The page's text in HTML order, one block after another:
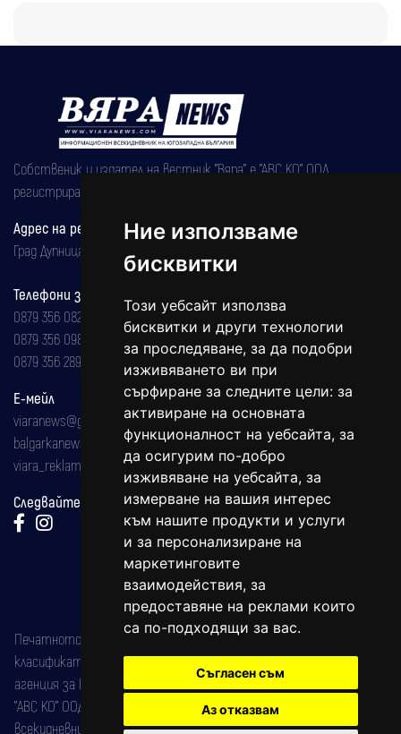
Ние използваме
бисквитки
Този уебсайт използва
бисквитки и други технологии
за проследяване, за да подобри
изживяването ви при
сърфиране за следните цели: за
активиране на основната
функционалност на уебсайта, за
да осигурим по-добро
изживяване на уебсайта, за
измерване на вашия интерес
към нашите продукти и услуги
и за персонализиране на
маркетинговите
взаимодействия, за
предоставяне на реклами които
са по-подходящи за вас.
Съгласен съм
Аз отказвам
Собственик и издател на вестник "Вяра" е "АВС КО" ООД,
регистрирана на 08.05.2002 година.
Адрес на редакцията
Град Дупница, ул.''Христо Ботев" 43
Телефони за реклама и абонаменти
0879 356 082
0879 356 098
0879 356 289
Е-мейл
viaranews@gmail.com
balgarkanews@gmail.com
viara_reklama@mail.bg
Следвайте ни:
Печатното издание на вестника е регистрирано в националния
класификатор на печатните издания (Българска национална
агенция за ISSN) под номер: ISSN 1312-4722.
"АВС КО" ООД е притежател на марката: Вяра информационен
всекидневник на югозападна България, със свидетелство за марка